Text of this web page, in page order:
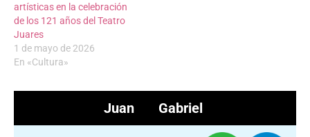
artísticas en la celebración
de los 121 años del Teatro
Juares
1 de mayo de 2026
En «Cultura»
Juan Gabriel